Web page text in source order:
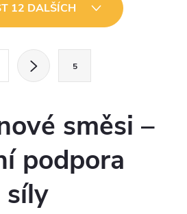
12 DALŠÍCH
5
směsi –
podpora
síly